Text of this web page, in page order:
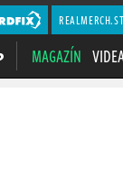
MAGAZÍN